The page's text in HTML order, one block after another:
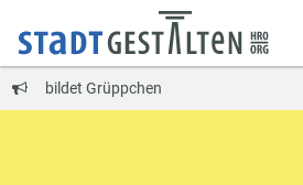
bildet Grüppchen